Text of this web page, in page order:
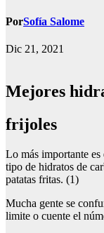
PorSofía Salome
Dic 21, 2021
Mejores
frijoles
Lo más importante es
tipo de hidratos de
patatas fritas. (1)
Mucha gente se
limite o cuente el